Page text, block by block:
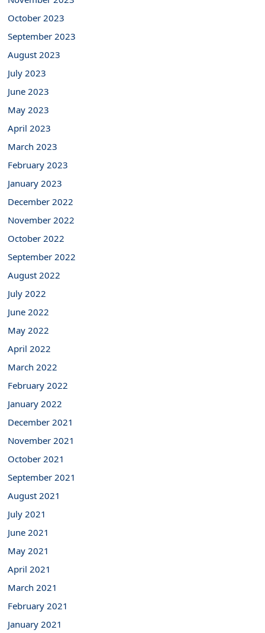
October 2023
September 2023
August 2023
July 2023
June 2023
May 2023
April 2023
March 2023
February 2023
January 2023
December 2022
November 2022
October 2022
September 2022
August 2022
July 2022
June 2022
May 2022
April 2022
March 2022
February 2022
January 2022
December 2021
November 2021
October 2021
September 2021
August 2021
July 2021
June 2021
May 2021
April 2021
March 2021
February 2021
January 2021